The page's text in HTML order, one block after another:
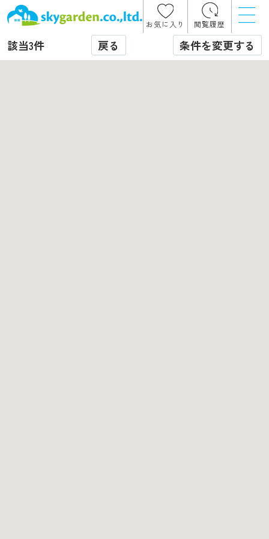
お気に入り 閲覧履歴
該当3件 戻る 条件を変更する